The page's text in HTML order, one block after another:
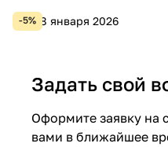
-5% 8 января 2026
Задать свой
Оформите заявку на
вами в ближайшее